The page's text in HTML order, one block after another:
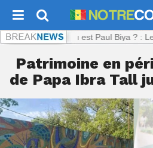
: Où est Paul Biya ? : Le
Patrimoine en
de Papa Ibra Tall